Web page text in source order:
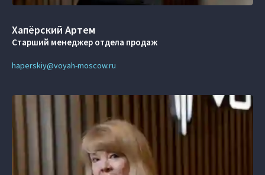
Хапёрский Артем
Старший менеджер отдела продаж
haperskiy@voyah-moscow.ru